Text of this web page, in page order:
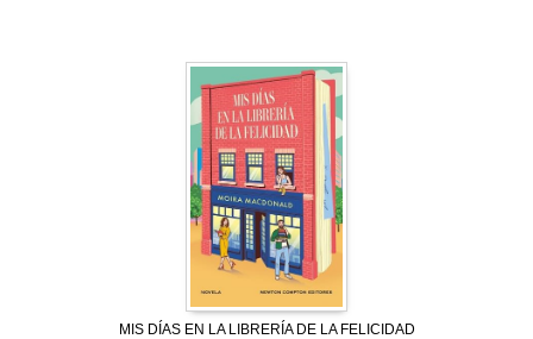
MIS DÍAS EN LA LIBRERÍA DE LA FELICIDAD